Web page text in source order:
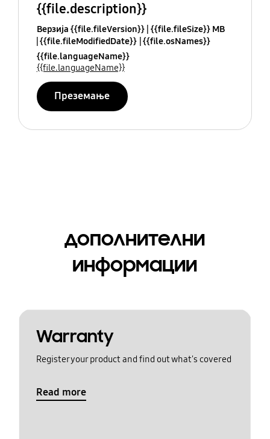
{{file.description}}
Верзија {{file.fileVersion}} {{file.fileSize}} MB
{{file.fileModifiedDate}} {{file.osNames}}
{{file.languageName}}
{{file.languageName}}
Преземање
дополнителни
информации
Warranty
Register your product and find out what's covered
Read more